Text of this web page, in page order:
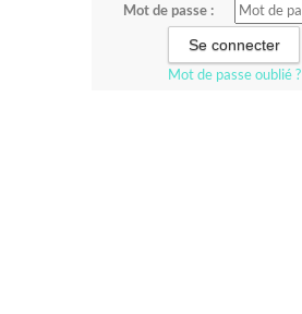
Mot de passe :
Mot de passe oublié ?